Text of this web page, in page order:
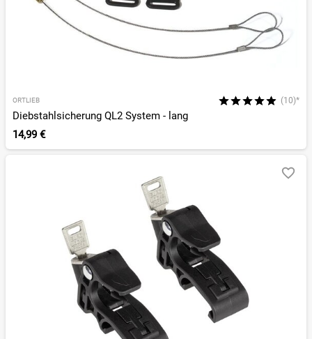
ORTLIEB (10)*
Diebstahlsicherung QL2 System - lang
14,99 €